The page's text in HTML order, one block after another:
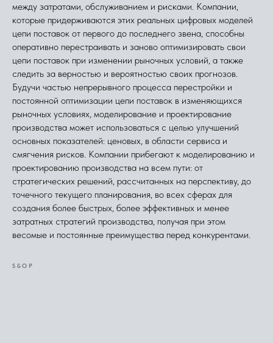
между затратами, обслуживанием и рисками. Компании,
которые придерживаются этих реальных цифровых моделей
цепи поставок от первого до последнего звена, способны
оперативно перестраивать и заново оптимизировать свои
цепи поставок при изменении рыночных условий, а также
следить за верностью и вероятностью своих прогнозов.
Будучи частью непрерывного процесса перестройки и
постоянной оптимизации цепи поставок в изменяющихся
рыночных условиях, моделирование и проектирование
производства может использоваться с целью улучшений
основных показателей: ценовых, в области сервиса и
смягчения рисков. Компании прибегают к моделированию и
проектированию производства на всем пути: от
стратегических решений, рассчитанных на перспективу, до
точечного текущего планирования, во всех сферах для
создания более быстрых, более эффективных и менее
затратных стратегий производства, получая при этом
весомые и постоянные преимущества перед конкурентами.
S&OP